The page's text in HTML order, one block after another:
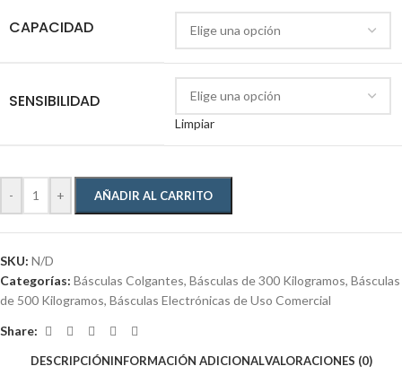
CAPACIDAD
SENSIBILIDAD
Limpiar
- + AÑADIR AL CARRITO
SKU: N/D
Categorías: Básculas Colgantes, Básculas de 300 Kilogramos, Básculas
de 500 Kilogramos, Básculas Electrónicas de Uso Comercial
Share:
DESCRIPCIÓNINFORMACIÓN ADICIONALVALORACIONES (0)